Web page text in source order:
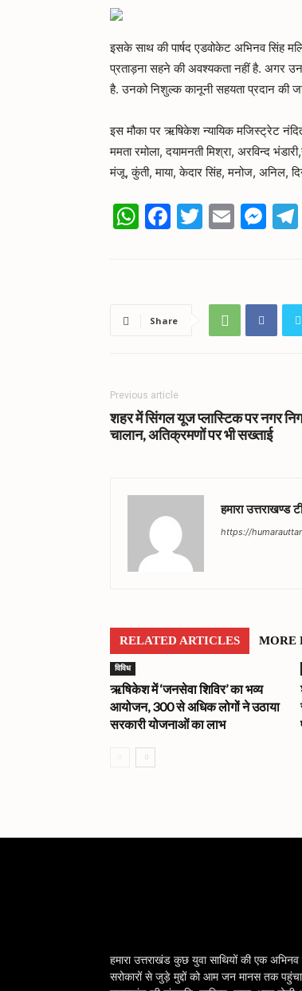
इसके साथ की पार्षद एडवोकेट अभिनव सिंह
प्रताड़ना सहने की अवश्यकता नहीं है. अगर
है. उनको निशुल्क कानूनी सहयता प्रदान की
इस मौका पर ऋषिकेश न्यायिक मजिस्ट्रेट
ममता रमोला, दयामनती मिश्रा, अरविन्द
मंजू, कुंती, माया, केदार सिंह, मनोज, अनिल,
WhatsApp
Facebook
Twitter
Email
Share
Previous article
शहर में सिंगल यूज प्लास्टिक पर नगर
चालान, अतिक्रमणों पर भी सख्ताई
हमारा उत्तराखण्ड
https://
RELATED ARTICLES MORE
विविध
ऋषिकेश में ‘जनसेवा शिविर’ का भव्य
आयोजन, 300 से अधिक लोगों ने उठाया
सरकारी योजनाओं का लाभ
हमारा उत्तराखंड कुछ युवा साथियों की एक
सरोकारों से जुड़े मुद्दों को आम जन मानस तक